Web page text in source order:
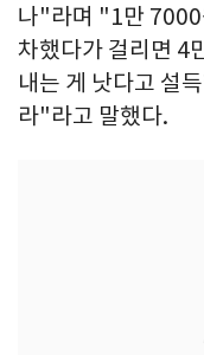
나"라며 "1만 7000
차했다가 걸리면 4
내는 게 낫다고 설
라"라고 말했다.